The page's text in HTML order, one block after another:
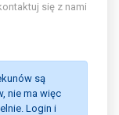
się z nami
są
nie ma więc
Login i